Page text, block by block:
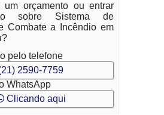
um orçamento ou entrar
sobre Sistema de
Combate a Incêndio em
pelo telefone
2590-7759
WhatsApp
Clicando aqui